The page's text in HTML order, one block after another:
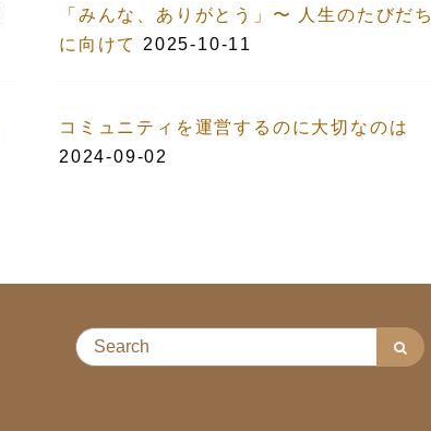
「みんな、ありがとう」〜 人生のたびだち
に向けて
2025-10-11
コミュニティを運営するのに大切なのは
2024-09-02